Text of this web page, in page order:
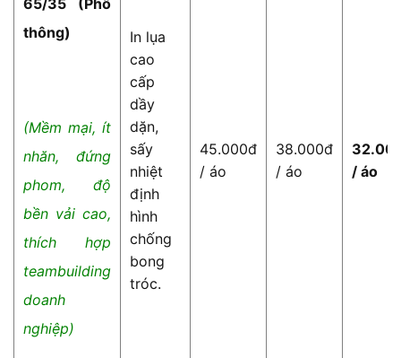
65/35 (Phổ
thông)
(Mềm mại, ít
nhăn, đứng
phom, độ
bền vải cao,
thích hợp
teambuilding
doanh
nghiệp)
In lụa
cao
cấp
dầy
dặn,
sấy
nhiệt
định
hình
chống
bong
tróc.
45.000đ
/ áo
38.000đ
/ áo
/ áo